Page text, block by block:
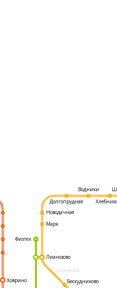
Илимская
Ховрино Бескудниково
Физтех
Марк
Лианозово
Новодачная
Долгопрудная
Водники